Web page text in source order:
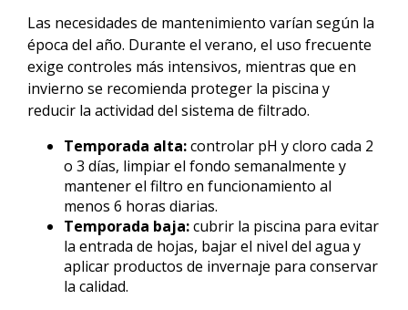
Las necesidades de mantenimiento varían según la
época del año. Durante el verano, el uso frecuente
exige controles más intensivos, mientras que en
invierno se recomienda proteger la piscina y
reducir la actividad del sistema de filtrado.
Temporada alta:controlar pH y cloro cada 2
o 3 días, limpiar el fondo semanalmente y
mantener el filtro en funcionamiento al
menos 6 horas diarias.
Temporada baja:cubrir la piscina para evitar
la entrada de hojas, bajar el nivel del agua y
aplicar productos de invernaje para conservar
la calidad.